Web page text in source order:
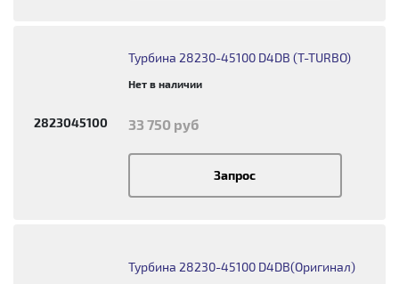
2823045100
Турбина 28230-45100 D4DB (T-TURBO)
Нет в наличии
33 750 руб
Запрос
Турбина 28230-45100 D4DB(Оригинал)